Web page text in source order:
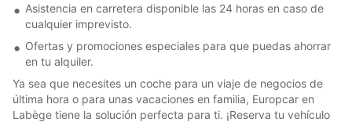
Asistencia en carretera disponible las 24 horas en caso de
cualquier imprevisto.
Ofertas y promociones especiales para que puedas ahorrar
en tu alquiler.
Ya sea que necesites un coche para un viaje de negocios de
última hora o para unas vacaciones en familia, Europcar en
Labège tiene la solución perfecta para ti. ¡Reserva tu vehículo